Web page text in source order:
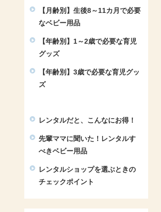
【月齢別】生後8～11カ月で必要
なベビー用品
【年齢別】1～2歳で必要な育児
グッズ
【年齢別】3歳で必要な育児グッ
ズ
レンタルだと、こんなにお得！
先輩ママに聞いた！レンタルす
べきベビー用品
レンタルショップを選ぶときの
チェックポイント